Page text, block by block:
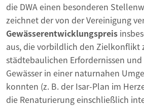
die DWA einen besonderen
zeichnet der von der Vereinigung
Gewässerentwicklungspreis
aus, die vorbildlich den Zielkonflikt
städtebaulichen Erfordernissen
Gewässer in einer naturnahen
konnten (z. B. der Isar-Plan im
die Renaturierung einschließlich